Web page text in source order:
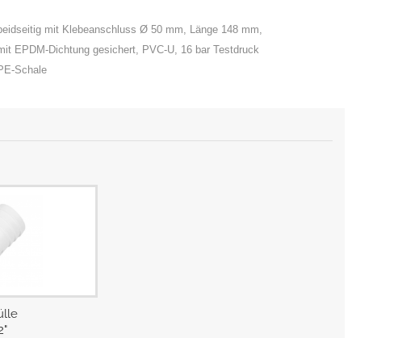
mit Klebeanschluss Ø 50 mm, Länge 148 mm,
EPDM-Dichtung gesichert, PVC-U, 16 bar Testdruck
Schale